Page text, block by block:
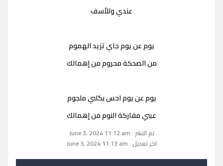
عندي وللأسف
يوم عن يوم جاي تزيد الهموم
من الضحكة محروم من إهمالك
يوم عن يوم احس بگلبي ملجوم
عيني مفاركة النوم من إهمالك
تم النشر : June 3, 2024 11:12 am
اخر تعديل : June 3, 2024 11:13 am